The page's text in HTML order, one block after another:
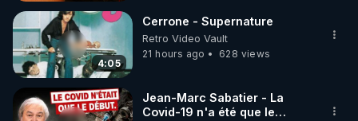
4:05
Cerrone - Supernature
Retro Video Vault
21 hours ago
628 views
Jean-Marc Sabatier - La
Covid-19 n'a été que le